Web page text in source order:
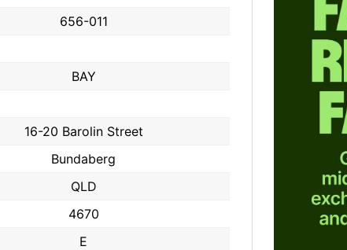
656-011
BAY
16-20 Barolin Street
Bundaberg
QLD
4670
E